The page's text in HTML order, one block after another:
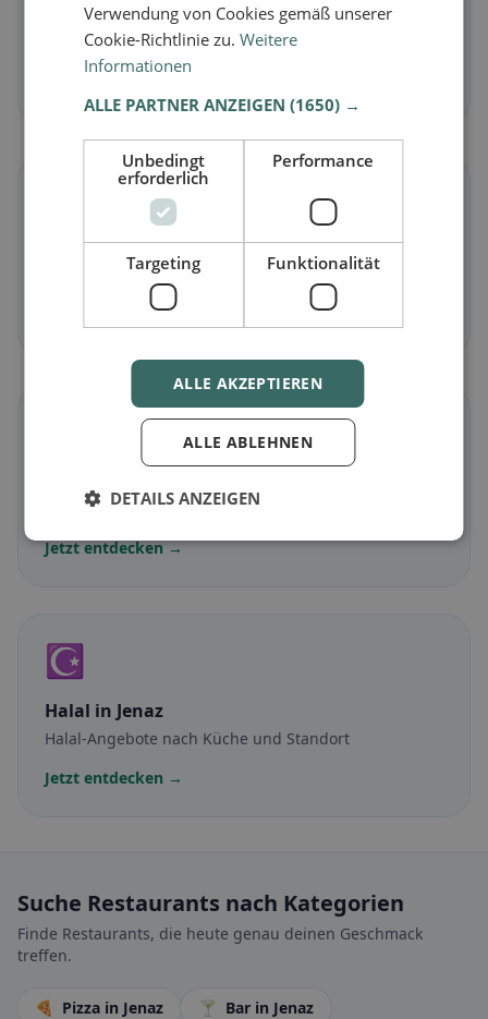
Veganin Jenaz
Pflanzliche Gerichte & vegane Küche
Vegetarischin Jenaz
Fleischlose Gerichte & vegetarische Klassiker
Jetzt entdecken →
Glutenfreie Optionen & Community-Tipps
Jetzt entdecken →
☪️
Halal in Jenaz
Halal-Angebote nach Küche und Standort
Jetzt entdecken →
Suche Restaurants nach Kategorien
Finde Restaurants, die heute genau deinen Geschmack
treffen.
🍕 Pizza in Jenaz 🍸 Bar in Jenaz
Verwendung von Cookies gemäß unserer
Cookie-Richtlinie zu.Weitere
Informationen
ALLE PARTNER ANZEIGEN(1650) →
Unbedingt
erforderlich
Performance
Targeting Funktionalität
ALLE AKZEPTIEREN
ALLE ABLEHNEN
DETAILS ANZEIGEN